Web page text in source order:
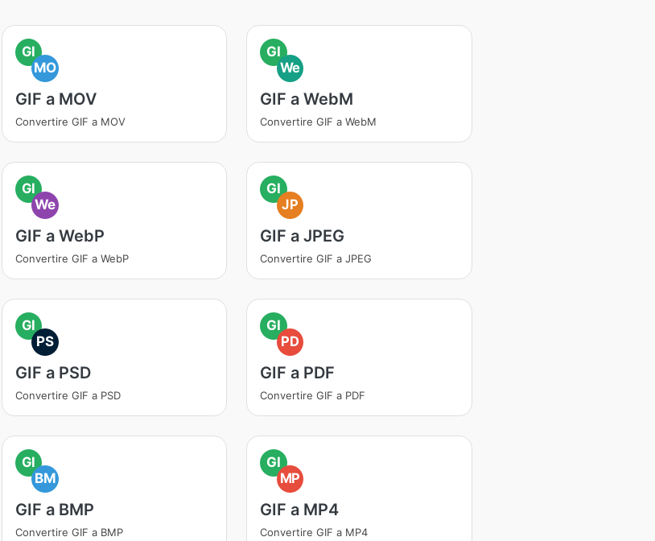
GI
MO
GIF a MOV
Convertire GIF a MOV
GI
We
GIF a WebM
Convertire GIF a WebM
GI
We
GIF a WebP
Convertire GIF a WebP
GI
JP
GIF a JPEG
Convertire GIF a JPEG
GI
PS
GIF a PSD
Convertire GIF a PSD
GI
PD
GIF a PDF
Convertire GIF a PDF
GI
BM
GIF a BMP
Convertire GIF a BMP
GI
MP
GIF a MP4
Convertire GIF a MP4